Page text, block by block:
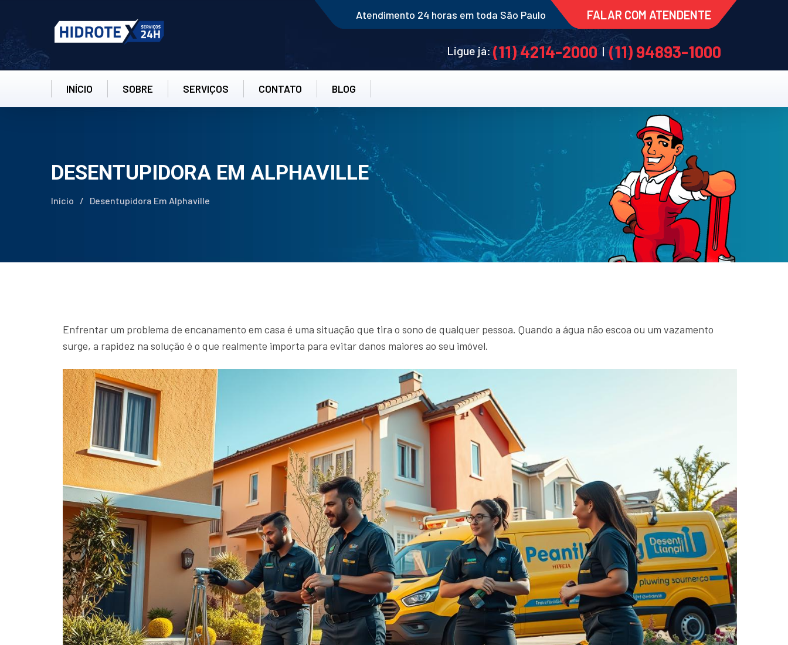
Atendimento 24 horas em toda São Paulo FALAR COM ATENDENTE
Ligue já:(11) 4214-2000|(11) 94893-1000
INÍCIO SOBRE SERVIÇOS CONTATO BLOG
DESENTUPIDORA EM ALPHAVILLE
Início / Desentupidora Em Alphaville
Enfrentar um problema de encanamento em casa é uma situação que tira o sono de qualquer pessoa. Quando a água não escoa ou um vazamento
surge, a rapidez na solução é o que realmente importa para evitar danos maiores ao seu imóvel.